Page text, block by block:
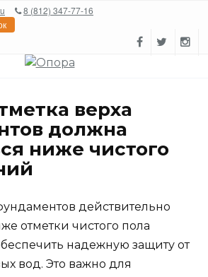
8 (812) 347-77-16
верха
должна
ниже чистого
действительно
отметки чистого пола
надежную защиту от
вод. Это важно для